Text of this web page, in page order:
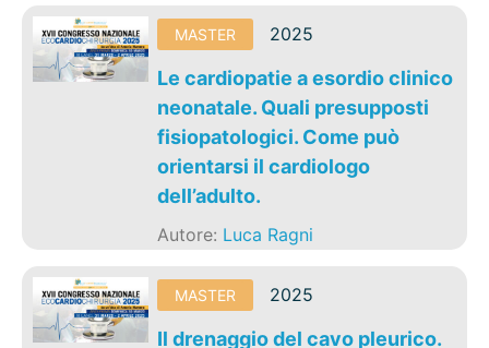
MASTER 2025
Le cardiopatie a esordio clinico
neonatale. Quali presupposti
fisiopatologici. Come può
orientarsi il cardiologo
dell’adulto.
Autore: Luca Ragni
MASTER 2025
Il drenaggio del cavo pleurico.